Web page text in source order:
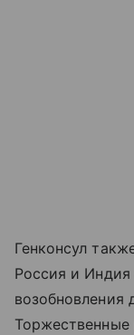
Генконсул
Россия и Индия
возобновления